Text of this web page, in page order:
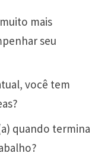
mais
seu
você tem
quando termina